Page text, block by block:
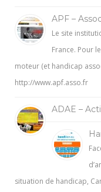
APF –
Le site
France. Pour
moteur (et handicap
http://www.apf.asso.fr
ADAE –
situation de handicap,